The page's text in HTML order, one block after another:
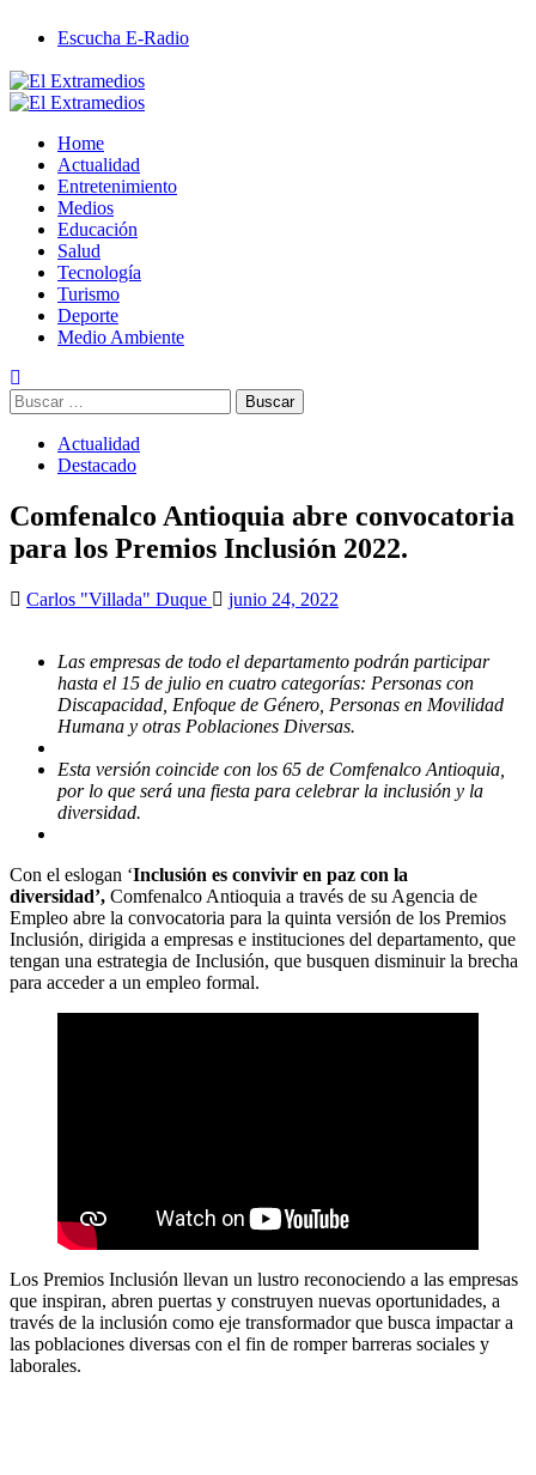
contenido
Escucha E-Radio
Primary
Home
Actualidad
Entretenimiento
Medios
Educación
Salud
Tecnología
Turismo
Deporte
Medio Ambiente
Buscar:
Actualidad
Destacado
Comfenalco Antioquia abre convocatoria
para los Premios Inclusión 2022.
Carlos "Villada" Duque junio 24, 2022
Las empresas de todo el departamento podrán participar
hasta el 15 de julio en cuatro categorías: Personas con
Discapacidad, Enfoque de Género, Personas en Movilidad
Humana y otras Poblaciones Diversas.
Esta versión coincide con los 65 de Comfenalco Antioquia,
por lo que será una fiesta para celebrar la inclusión y la
diversidad.
Con el eslogan ‘Inclusión es convivir en paz con la
diversidad’, Comfenalco Antioquia a través de su Agencia de
Empleo abre la convocatoria para la quinta versión de los Premios
Inclusión, dirigida a empresas e instituciones del departamento, que
tengan una estrategia de Inclusión, que busquen disminuir la brecha
para acceder a un empleo formal.
Los Premios Inclusión llevan un lustro reconociendo a las empresas
que inspiran, abren puertas y construyen nuevas oportunidades, a
través de la inclusión como eje transformador que busca impactar a
las poblaciones diversas con el fin de romper barreras sociales y
laborales.